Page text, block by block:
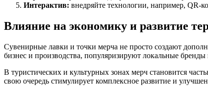
Интерактив: внедряйте технологии, например, QR-
Влияние на экономику и развитие
Сувенирные лавки и точки мерча не просто создают
бизнес и производства, популяризируют локальные бренды
В туристических и культурных зонах мерч становится
свою очередь стимулирует комплексное развитие и